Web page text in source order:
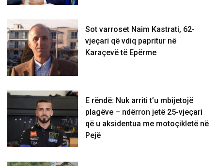
Sot varroset Naim Kastrati, 62-
vjeçari që vdiq papritur në
Karaçevë të Epërme
E rëndë: Nuk arriti t’u mbijetojë
plagëve – ndërron jetë 25-vjeçari
që u aksidentua me motoçikletë në
Pejë